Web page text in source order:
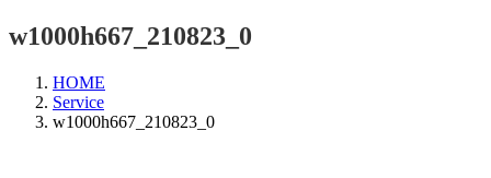
w1000h667_210823_0
HOME
Service
w1000h667_210823_0